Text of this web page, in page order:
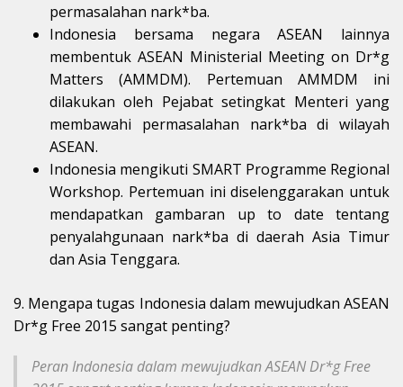
permasalahan nark*ba.
Indonesia bersama negara ASEAN lainnya
membentuk ASEAN Ministerial Meeting on Dr*g
Matters (AMMDM). Pertemuan AMMDM ini
dilakukan oleh Pejabat setingkat Menteri yang
membawahi permasalahan nark*ba di wilayah
ASEAN.
Indonesia mengikuti SMART Programme Regional
Workshop. Pertemuan ini diselenggarakan untuk
mendapatkan gambaran up to date tentang
penyalahgunaan nark*ba di daerah Asia Timur
dan Asia Tenggara.
9. Mengapa tugas Indonesia dalam mewujudkan ASEAN
Dr*g Free 2015 sangat penting?
Peran Indonesia dalam mewujudkan ASEAN Dr*g Free